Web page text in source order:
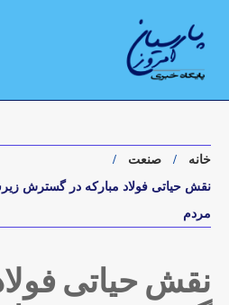
خانه
صنعت
نقش حیاتی فولاد مبارکه در گسترش
مردم
نقش حیاتی